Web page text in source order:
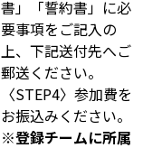
書」「誓約書」に必
要事項をご記入の
上、下記送付先へご
郵送ください。
〈STEP4〉参加費を
お振込みください。
※登録チームに所属